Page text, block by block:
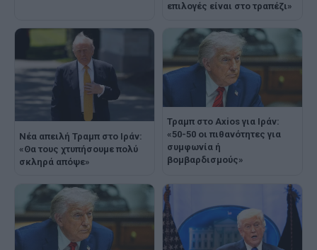
επιλογές είναι στο τραπέζι»
Νέα απειλή Τραμπ στο Ιράν:
«Θα τους χτυπήσουμε πολύ
σκληρά απόψε»
Τραμπ στο Axios για Ιράν:
«50-50 οι πιθανότητες για
συμφωνία ή
βομβαρδισμούς»